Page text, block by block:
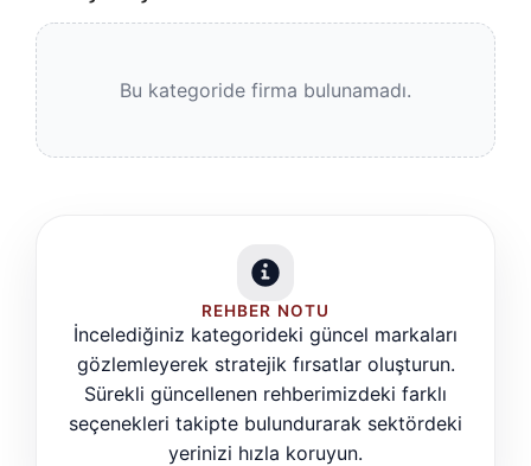
Bu kategoride firma bulunamadı.
REHBER NOTU
İncelediğiniz kategorideki güncel markaları
gözlemleyerek stratejik fırsatlar oluşturun.
Sürekli güncellenen rehberimizdeki farklı
seçenekleri takipte bulundurarak sektördeki
yerinizi hızla koruyun.